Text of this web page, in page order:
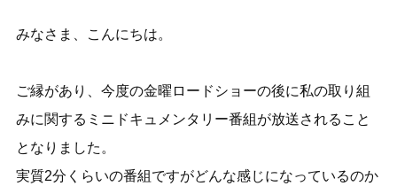
みなさま、こんにちは。
ご縁があり、今度の金曜ロードショーの後に私の取り組
みに関するミニドキュメンタリー番組が放送されること
となりました。
実質2分くらいの番組ですがどんな感じになっているのか